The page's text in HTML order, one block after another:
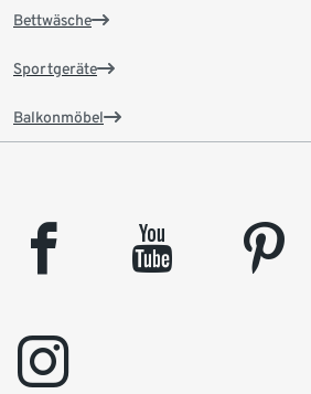
Bettwäsche
Sportgeräte
Balkonmöbel
facebook youtube pinterest
instagram